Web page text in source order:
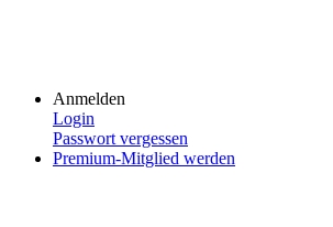
Anmelden
Login
Passwort vergessen
Premium-Mitglied werden